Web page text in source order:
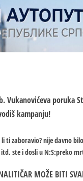
Vukanovićeva poruka
kampanju!
li ti zaboravio? nije davno
itd. ste i dosli u N:S:preko
MOŽE BITI